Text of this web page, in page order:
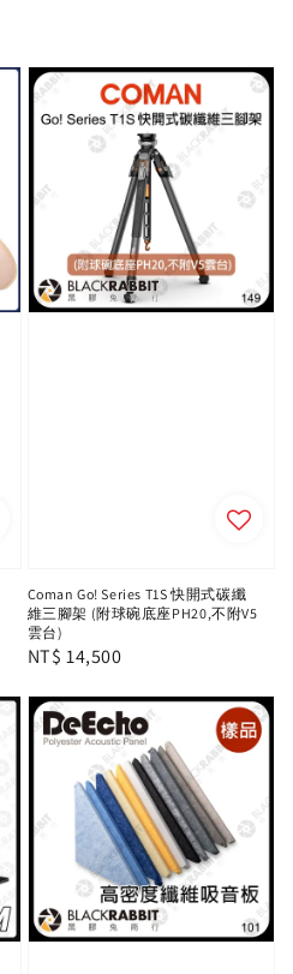
Coman Go! Series T1S 快開式碳纖
維三腳架 (附球碗底座PH20,不附V5
雲台)
Regular
NT$ 14,500